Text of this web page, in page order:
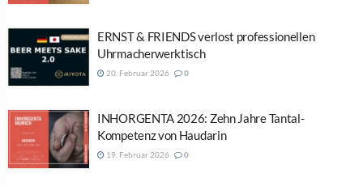
ERNST & FRIENDS verlost professionellen
Uhrmacherwerktisch
20. Februar 2026 0
INHORGENTA 2026: Zehn Jahre Tantal-
Kompetenz von Haudarin
19. Februar 2026 0